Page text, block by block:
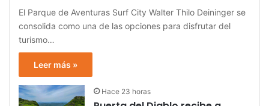
El Parque de Aventuras Surf City Walter Thilo Deininger se
consolida como una de las opciones para disfrutar del
turismo…
Leer más »
Hace 23 horas